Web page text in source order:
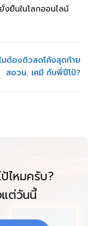
งยืนในโลกออนไลน์
มต้องติวสดโค้งสุดท้าย
สอวน. เคมี กับพี่ปีโป้?
ไหมครับ?
แต่วันนี้